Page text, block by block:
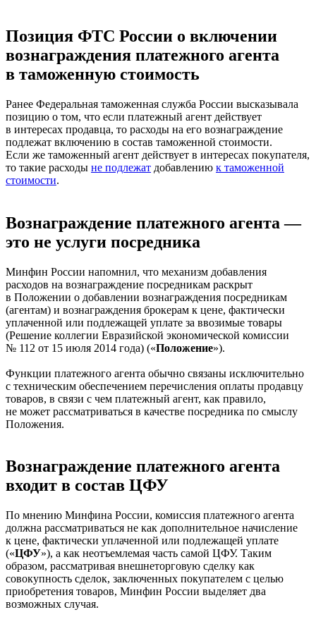
Позиция ФТС России о включении
вознаграждения платежного агента
в таможенную стоимость
Ранее Федеральная таможенная служба России высказывала
позицию о том, что если платежный агент действует
в интересах продавца, то расходы на его вознаграждение
подлежат включению в состав таможенной стоимости.
Если же таможенный агент действует в интересах покупателя,
то такие расходы не подлежат добавлению к таможенной
стоимости.
Вознаграждение платежного агента —
это не услуги посредника
Минфин России напомнил, что механизм добавления
расходов на вознаграждение посредникам раскрыт
в Положении о добавлении вознаграждения посредникам
(агентам) и вознаграждения брокерам к цене, фактически
уплаченной или подлежащей уплате за ввозимые товары
(Решение коллегии Евразийской экономической комиссии
№ 112 от 15 июля 2014 года) («Положение»).
Функции платежного агента обычно связаны исключительно
с техническим обеспечением перечисления оплаты продавцу
товаров, в связи с чем платежный агент, как правило,
не может рассматриваться в качестве посредника по смыслу
Положения.
Вознаграждение платежного агента
входит в состав ЦФУ
По мнению Минфина России, комиссия платежного агента
должна рассматриваться не как дополнительное начисление
к цене, фактически уплаченной или подлежащей уплате
(«ЦФУ»), а как неотъемлемая часть самой ЦФУ. Таким
образом, рассматривая внешнеторговую сделку как
совокупность сделок, заключенных покупателем с целью
приобретения товаров, Минфин России выделяет два
возможных случая.